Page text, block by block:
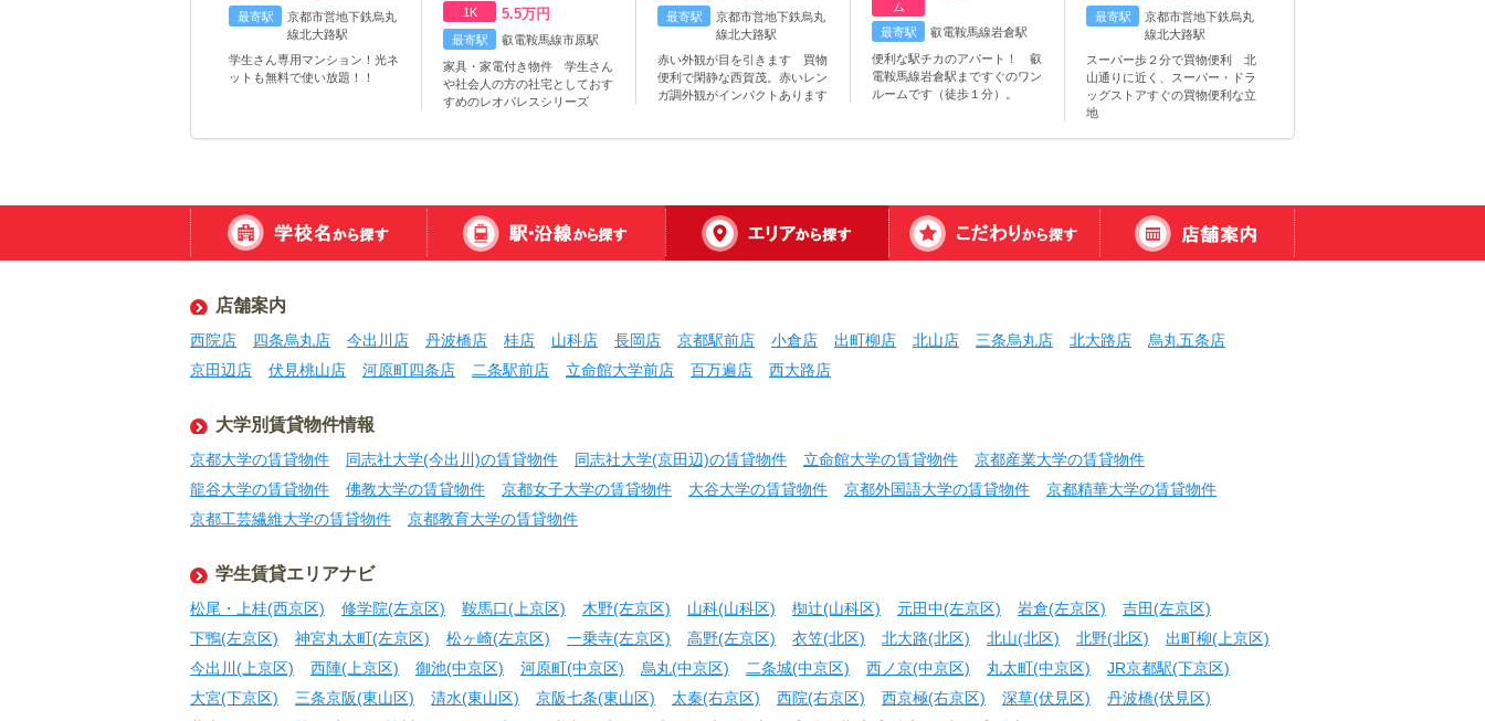
最寄駅
京都市営地下鉄烏丸
線北大路駅
学生さん専用マンション！光ネ
ットも無料で使い放題！！
1K 5.5万円
最寄駅
叡電鞍馬線市原駅
家具・家電付き物件 学生さん
や社会人の方の社宅としておす
すめのレオパレスシリーズ
最寄駅
京都市営地下鉄烏丸
線北大路駅
赤い外観が目を引きます 買物
便利で閑静な西賀茂。赤いレン
ガ調外観がインパクトあります
ム
最寄駅
叡電鞍馬線岩倉駅
便利な駅チカのアパート！ 叡
電鞍馬線岩倉駅まですぐのワン
ルームです（徒歩１分）。
最寄駅
京都市営地下鉄烏丸
線北大路駅
スーパー歩２分で買物便利 北
山通りに近く、スーパー・ドラ
ッグストアすぐの買物便利な立
地
店舗案内
西院店 四条烏丸店 今出川店 丹波橋店 桂店 山科店 長岡店 京都駅前店 小倉店 出町柳店 北山店 三条烏丸店 北大路店
烏丸五条店
京田辺店
伏見桃山店 河原町四条店 二条駅前店 立命館大学前店 百万遍店 西大路店
大学別賃貸物件情報
京都大学の賃貸物件 同志社大学(今出川)の賃貸物件 同志社大学(京田辺)の賃貸物件 立命館大学の賃貸物件
京都産業大学の賃貸物件
龍谷大学の賃貸物件
佛教大学の賃貸物件 京都女子大学の賃貸物件 大谷大学の賃貸物件 京都外国語大学の賃貸物件
京都精華大学の賃貸物件
京都工芸繊維大学の賃貸物件
京都教育大学の賃貸物件
学生賃貸エリアナビ
松尾・上桂(西京区) 修学院(左京区) 鞍馬口(上京区) 木野(左京区) 山科(山科区) 椥辻(山科区) 元田中(左京区) 岩倉(左京区)
吉田(左京区)
下鴨(左京区)
神宮丸太町(左京区) 松ヶ崎(左京区) 一乗寺(左京区) 高野(左京区) 衣笠(北区) 北大路(北区) 北山(北区) 北野(北区)
出町柳(上京区)
今出川(上京区)
西陣(上京区) 御池(中京区) 河原町(中京区) 烏丸(中京区) 二条城(中京区) 西ノ京(中京区) 丸太町(中京区)
JR京都駅(下京区)
大宮(下京区)
三条京阪(東山区) 清水(東山区) 京阪七条(東山区) 太秦(右京区) 西院(右京区) 西京極(右京区) 深草(伏見区)
丹波橋(伏見区)